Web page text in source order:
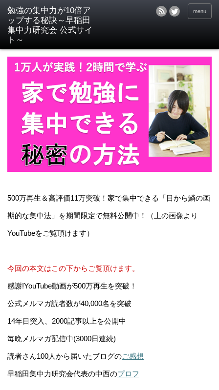
menu
500万再生＆高評価11万突破！家で集中できる「目から鱗の画
期的な集中法」を期間限定で無料公開中！（上の画像より
YouTubeをご覧頂けます）
今回の本文はこの下からご覧頂けます。
感謝!YouTube動画が500万再生を突破！
公式メルマガ読者数が40,000名を突破
14年目突入、2000記事以上を公開中
毎晩メルマガ配信中(3000日連続)
読者さん100人から届いたブログのご感想
早稲田集中力研究会代表の中西のプロフ